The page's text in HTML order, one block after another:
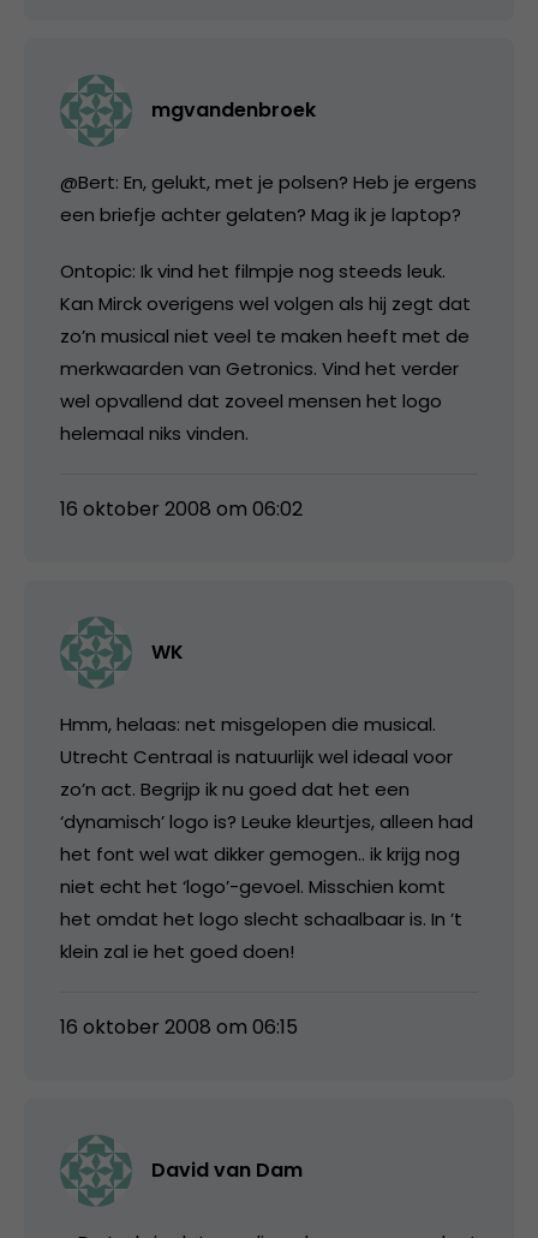
mgvandenbroek
@Bert: En, gelukt, met je polsen? Heb je ergens
een briefje achter gelaten? Mag ik je laptop?
Ontopic: Ik vind het filmpje nog steeds leuk.
Kan Mirck overigens wel volgen als hij zegt dat
zo’n musical niet veel te maken heeft met de
merkwaarden van Getronics. Vind het verder
wel opvallend dat zoveel mensen het logo
helemaal niks vinden.
16 oktober 2008 om 06:02
WK
Hmm, helaas: net misgelopen die musical.
Utrecht Centraal is natuurlijk wel ideaal voor
zo’n act. Begrijp ik nu goed dat het een
‘dynamisch’ logo is? Leuke kleurtjes, alleen had
het font wel wat dikker gemogen.. ik krijg nog
niet echt het ‘logo’-gevoel. Misschien komt
het omdat het logo slecht schaalbaar is. In ’t
klein zal ie het goed doen!
16 oktober 2008 om 06:15
David van Dam